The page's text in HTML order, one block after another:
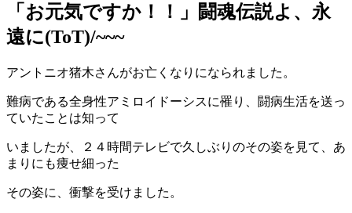
「お元気ですか！！」闘魂伝説よ、永
遠に(ToT)/~~~
アントニオ猪木さんがお亡くなりになられました。
難病である全身性アミロイドーシスに罹り、闘病生活を送っ
ていたことは知って
いましたが、２４時間テレビで久しぶりのその姿を見て、あ
まりにも痩せ細った
その姿に、衝撃を受けました。